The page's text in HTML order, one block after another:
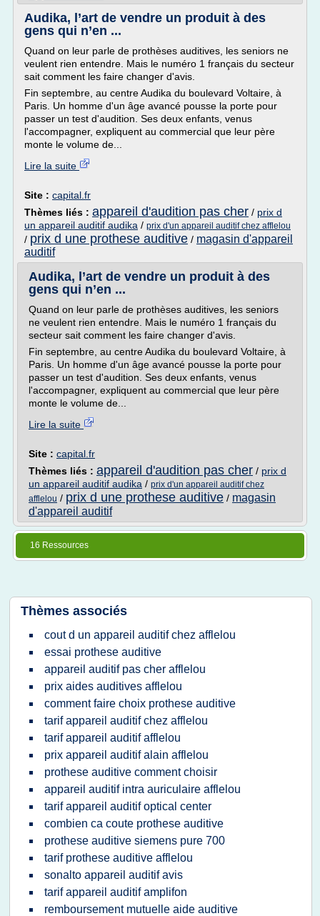
Audika, l’art de vendre un produit à des
gens qui n’en ...
Quand on leur parle de prothèses auditives, les seniors ne
veulent rien entendre. Mais le numéro 1 français du secteur
sait comment les faire changer d'avis.
Fin septembre, au centre Audika du boulevard Voltaire, à
Paris. Un homme d'un âge avancé pousse la porte pour
passer un test d'audition. Ses deux enfants, venus
l'accompagner, expliquent au commercial que leur père
monte le volume de...
Lire la suite
Site : capital.fr
Thèmes liés : appareil d'audition pas cher / prix d
un appareil auditif audika / prix d'un appareil auditif chez afflelou
/ prix d une prothese auditive / magasin d'appareil
auditif
Audika, l’art de vendre un produit à des
gens qui n’en ...
Quand on leur parle de prothèses auditives, les seniors
ne veulent rien entendre. Mais le numéro 1 français du
secteur sait comment les faire changer d'avis.
Fin septembre, au centre Audika du boulevard Voltaire, à
Paris. Un homme d'un âge avancé pousse la porte pour
passer un test d'audition. Ses deux enfants, venus
l'accompagner, expliquent au commercial que leur père
monte le volume de...
Lire la suite
Site : capital.fr
Thèmes liés : appareil d'audition pas cher / prix d
un appareil auditif audika / prix d'un appareil auditif chez
afflelou / prix d une prothese auditive / magasin
d'appareil auditif
16 Ressources
Thèmes associés
cout d un appareil auditif chez afflelou
essai prothese auditive
appareil auditif pas cher afflelou
prix aides auditives afflelou
comment faire choix prothese auditive
tarif appareil auditif chez afflelou
tarif appareil auditif afflelou
prix appareil auditif alain afflelou
prothese auditive comment choisir
appareil auditif intra auriculaire afflelou
tarif appareil auditif optical center
combien ca coute prothese auditive
prothese auditive siemens pure 700
tarif prothese auditive afflelou
sonalto appareil auditif avis
tarif appareil auditif amplifon
remboursement mutuelle aide auditive